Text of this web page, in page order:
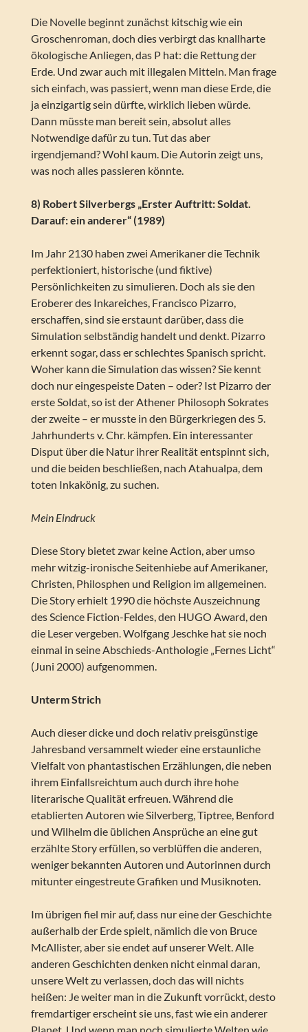
Die Novelle beginnt zunächst kitschig wie ein
Groschenroman, doch dies verbirgt das knallharte
ökologische Anliegen, das P hat: die Rettung der
Erde. Und zwar auch mit illegalen Mitteln. Man frage
sich einfach, was passiert, wenn man diese Erde, die
ja einzigartig sein dürfte, wirklich lieben würde.
Dann müsste man bereit sein, absolut alles
Notwendige dafür zu tun. Tut das aber
irgendjemand? Wohl kaum. Die Autorin zeigt uns,
was noch alles passieren könnte.
8) Robert Silverbergs „Erster Auftritt: Soldat.
Darauf: ein anderer“ (1989)
Im Jahr 2130 haben zwei Amerikaner die Technik
perfektioniert, historische (und fiktive)
Persönlichkeiten zu simulieren. Doch als sie den
Eroberer des Inkareiches, Francisco Pizarro,
erschaffen, sind sie erstaunt darüber, dass die
Simulation selbständig handelt und denkt. Pizarro
erkennt sogar, dass er schlechtes Spanisch spricht.
Woher kann die Simulation das wissen? Sie kennt
doch nur eingespeiste Daten – oder? Ist Pizarro der
erste Soldat, so ist der Athener Philosoph Sokrates
der zweite – er musste in den Bürgerkriegen des 5.
Jahrhunderts v. Chr. kämpfen. Ein interessanter
Disput über die Natur ihrer Realität entspinnt sich,
und die beiden beschließen, nach Atahualpa, dem
toten Inkakönig, zu suchen.
Mein Eindruck
Diese Story bietet zwar keine Action, aber umso
mehr witzig-ironische Seitenhiebe auf Amerikaner,
Christen, Philosphen und Religion im allgemeinen.
Die Story erhielt 1990 die höchste Auszeichnung
des Science Fiction-Feldes, den HUGO Award, den
die Leser vergeben. Wolfgang Jeschke hat sie noch
einmal in seine Abschieds-Anthologie „Fernes Licht“
(Juni 2000) aufgenommen.
Unterm Strich
Auch dieser dicke und doch relativ preisgünstige
Jahresband versammelt wieder eine erstaunliche
Vielfalt von phantastischen Erzählungen, die neben
ihrem Einfallsreichtum auch durch ihre hohe
literarische Qualität erfreuen. Während die
etablierten Autoren wie Silverberg, Tiptree, Benford
und Wilhelm die üblichen Ansprüche an eine gut
erzählte Story erfüllen, so verblüffen die anderen,
weniger bekannten Autoren und Autorinnen durch
mitunter eingestreute Grafiken und Musiknoten.
Im übrigen fiel mir auf, dass nur eine der Geschichte
außerhalb der Erde spielt, nämlich die von Bruce
McAllister, aber sie endet auf unserer Welt. Alle
anderen Geschichten denken nicht einmal daran,
unsere Welt zu verlassen, doch das will nichts
heißen: Je weiter man in die Zukunft vorrückt, desto
fremdartiger erscheint sie uns, fast wie ein anderer